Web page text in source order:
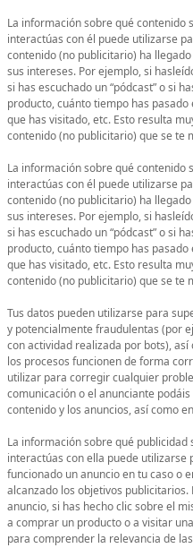
La información sobre qué contenido
interactúas con él puede utilizarse
contenido (no publicitario) ha
sus intereses. Por ejemplo, si
si has escuchado un “pódcast” o si
producto, cuánto tiempo has
que has visitado, etc. Esto resulta
contenido (no publicitario) que se te
La información sobre qué contenido
interactúas con él puede utilizarse
contenido (no publicitario) ha
sus intereses. Por ejemplo, si
si has escuchado un “pódcast” o si
producto, cuánto tiempo has
que has visitado, etc. Esto resulta
contenido (no publicitario) que se te
Tus datos pueden utilizarse para
y potencialmente fraudulentas (por
con actividad realizada por bots),
los procesos funcionen de forma
utilizar para corregir cualquier
comunicación o el anunciante
contenido y los anuncios, así como
La información sobre qué
interactúas con ella puede utilizarse
funcionado un anuncio en tu caso o
alcanzado los objetivos
anuncio, si has hecho clic sobre el
a comprar un producto o a visitar
para comprender la relevancia de